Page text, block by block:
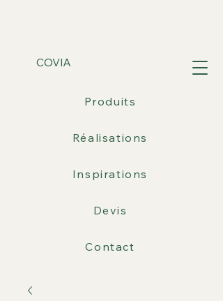
COVIA
Produits
Réalisations
Inspirations
Devis
Contact